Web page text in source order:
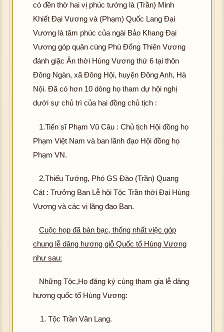
có đền thờ hai vị phúc tướng là (Trần) Minh
Khiết Đại Vương và (Phạm) Quốc Lang Đại
Vương là tâm phúc của ngài Bảo Khang Đại
Vương góp quân cùng Phù Đổng Thiên Vương
đánh giặc Ân thời Hùng Vương thứ 6 tại thôn
Đông Ngàn, xã Đông Hội, huyện Đông Anh, Hà
Nội. Đã có hơn 10 dòng họ tham dự hội nghị
dưới sự chủ trì của hai đồng chủ tịch :
1.Tiến sĩ Phạm Vũ Câu : Chủ tịch Hội đồng họ
Phạm Việt Nam và ban lãnh đạo Hội đồng họ
Phạm VN.
2.Thiếu Tướng, Phó GS Đào (Trần) Quang
Cát : Trưởng Ban Lễ hội Tộc Trần thời Đại Hùng
Vương và các vị lãng đạo Ban.
Cuộc họp đã bàn bạc, thống nhất việc góp
chung lễ dâng hương giỗ Quốc tổ Hùng Vương
như sau:
Những Tộc,Họ đăng ký cùng tham gia lễ dâng
hương quốc tổ Hùng Vương:
Tộc Trần Văn Lang.